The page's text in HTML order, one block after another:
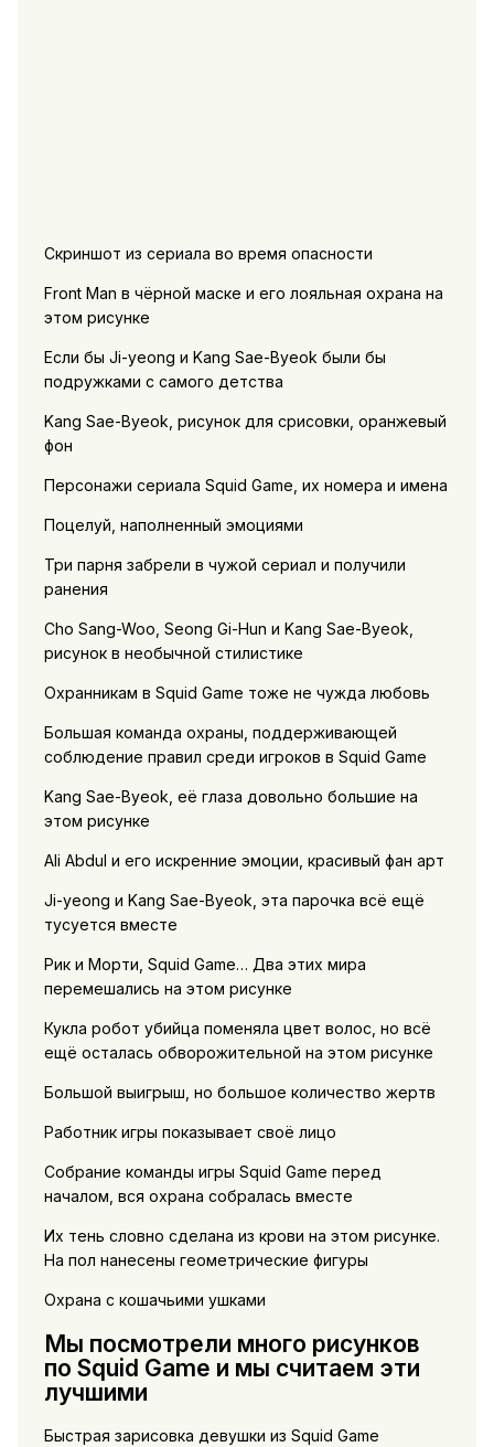
Скриншот из сериала во время опасности
Front Man в чёрной маске и его лояльная охрана на
этом рисунке
Если бы Ji-yeong и Kang Sae-Byeok были бы
подружками с самого детства
Kang Sae-Byeok, рисунок для срисовки, оранжевый
фон
Персонажи сериала Squid Game, их номера и имена
Поцелуй, наполненный эмоциями
Три парня забрели в чужой сериал и получили
ранения
Cho Sang-Woo, Seong Gi-Hun и Kang Sae-Byeok,
рисунок в необычной стилистике
Охранникам в Squid Game тоже не чужда любовь
Большая команда охраны, поддерживающей
соблюдение правил среди игроков в Squid Game
Kang Sae-Byeok, её глаза довольно большие на
этом рисунке
Ali Abdul и его искренние эмоции, красивый фан арт
Ji-yeong и Kang Sae-Byeok, эта парочка всё ещё
тусуется вместе
Рик и Морти, Squid Game… Два этих мира
перемешались на этом рисунке
Кукла робот убийца поменяла цвет волос, но всё
ещё осталась обворожительной на этом рисунке
Большой выигрыш, но большое количество жертв
Работник игры показывает своё лицо
Собрание команды игры Squid Game перед
началом, вся охрана собралась вместе
Их тень словно сделана из крови на этом рисунке.
На пол нанесены геометрические фигуры
Охрана с кошачьими ушками
Мы посмотрели много рисунков
по Squid Game и мы считаем эти
лучшими
Быстрая зарисовка девушки из Squid Game